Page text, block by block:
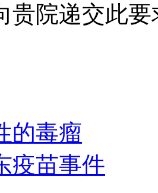
贵院递交此要
的毒瘤
苗事件